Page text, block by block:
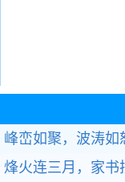
峰峦如聚，波涛如
烽火连三月，家书